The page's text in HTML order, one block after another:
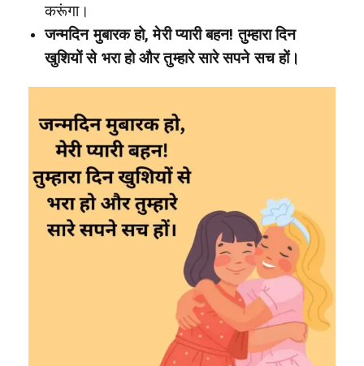
करूंगा।
जन्मदिन मुबारक हो, मेरी प्यारी बहन! तुम्हारा दिन
खुशियों से भरा हो और तुम्हारे सारे सपने सच हों।